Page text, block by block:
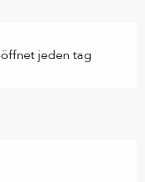
jeden tag